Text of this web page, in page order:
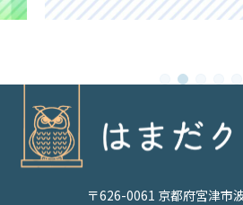
1 2 3 4 5
〒626-0061 京都府宮津市